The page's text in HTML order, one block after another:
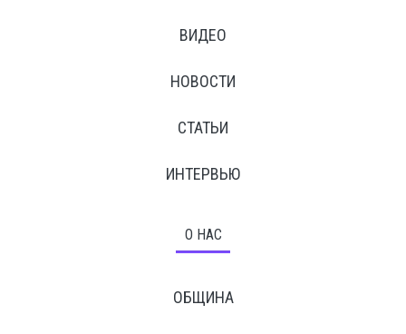
ВИДЕО
НОВОСТИ
СТАТЬИ
ИНТЕРВЬЮ
О НАС
ОБЩИНА